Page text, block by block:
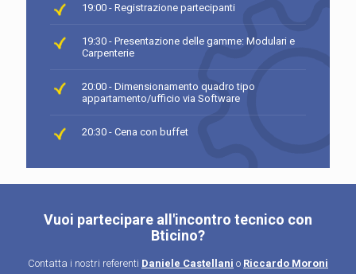
19:00 - Registrazione partecipanti
19:30 - Presentazione delle gamme: Modulari e
Carpenterie
20:00 - Dimensionamento quadro tipo
appartamento/ufficio via Software
20:30 - Cena con buffet
Vuoi partecipare all'incontro tecnico con
Bticino?
Contatta i nostri referenti Daniele Castellani o Riccardo Moroni